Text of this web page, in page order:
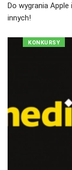
Do wygrania Apple
innych!
KONKURSY